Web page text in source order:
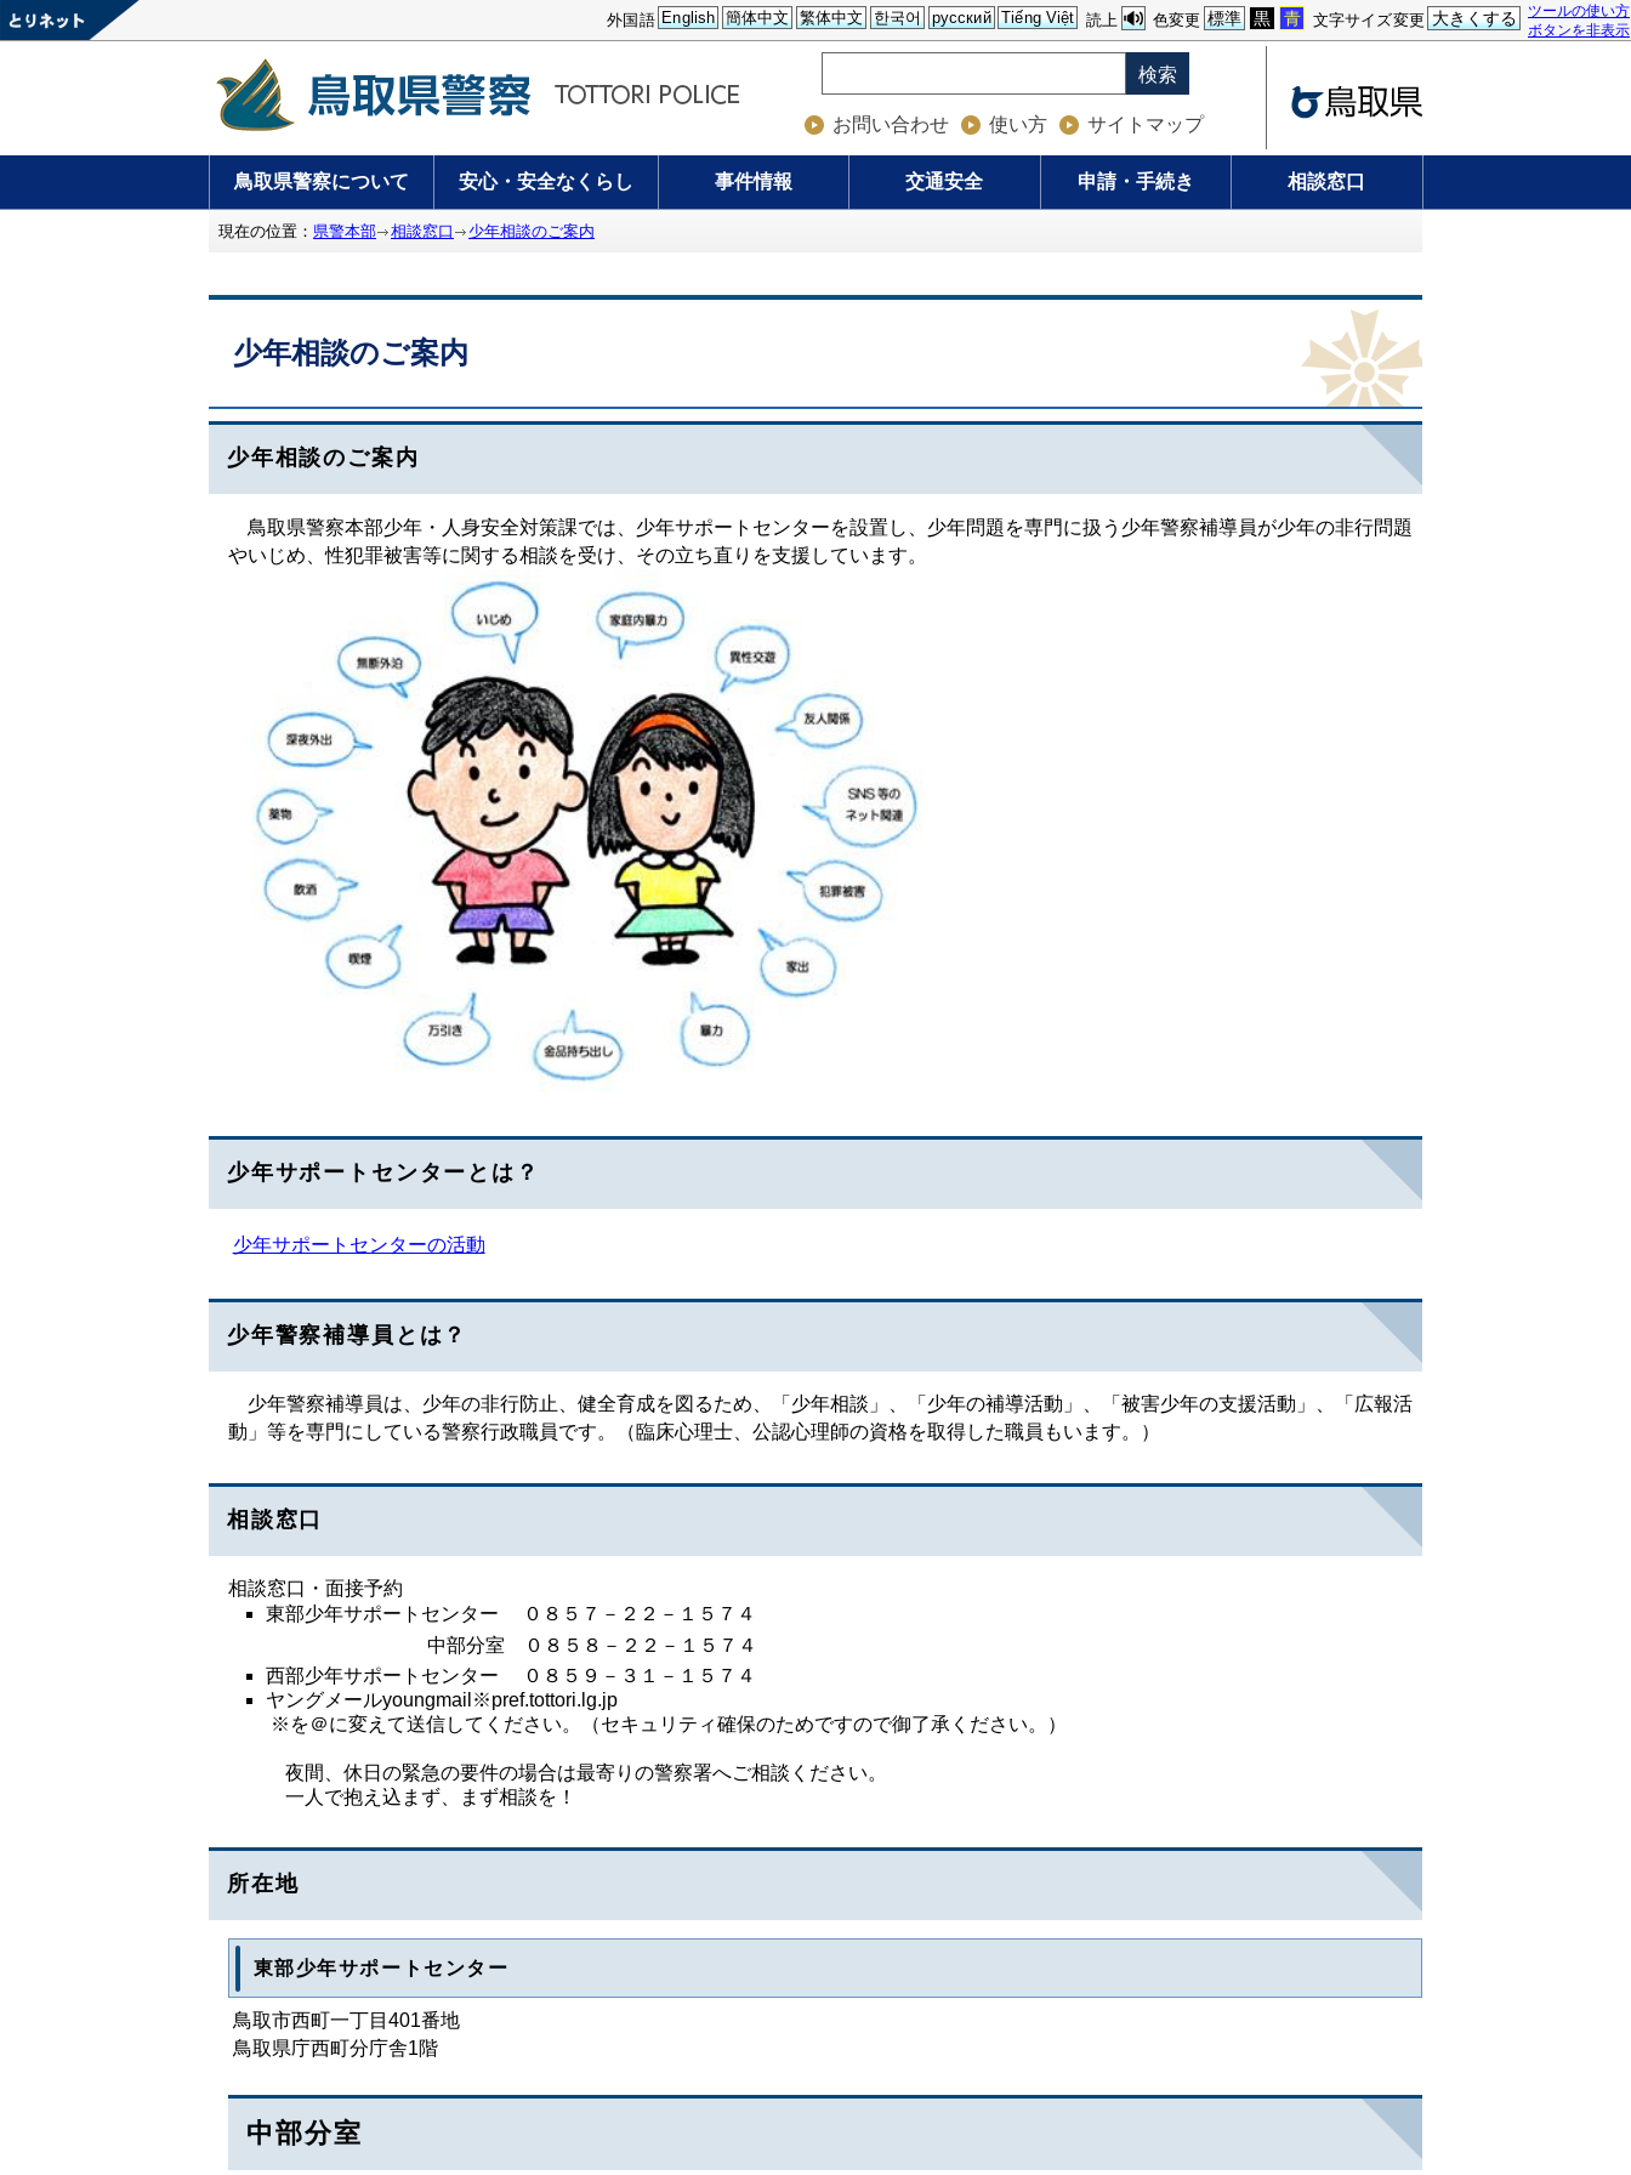
ツールの使い方
ボタンを非表示
文字サイズ変更 大きくする
色変更 標準 黒 青
読上
外国語 English 簡体中文 繁体中文 한국어 русский Tiếng Việt
検索
お問い合わせ 使い方 サイトマップ
鳥取県警察について 安心・安全なくらし 事件情報 交通安全 申請・手続き 相談窓口
現在の位置： 県警本部 相談窓口 少年相談のご案内
少年相談のご案内
少年相談のご案内
鳥取県警察本部少年・人身安全対策課では、少年サポートセンターを設置し、少年問題を専門に扱う少年警察補導員が少年の非行問題
やいじめ、性犯罪被害等に関する相談を受け、その立ち直りを支援しています。
少年サポートセンターとは？
少年サポートセンターの活動
少年警察補導員とは？
少年警察補導員は、少年の非行防止、健全育成を図るため、「少年相談」、「少年の補導活動」、「被害少年の支援活動」、「広報活
動」等を専門にしている警察行政職員です。（臨床心理士、公認心理師の資格を取得した職員もいます。）
相談窓口
相談窓口・面接予約
東部少年サポートセンター ０８５７－２２－１５７４
中部分室 ０８５８－２２－１５７４
西部少年サポートセンター ０８５９－３１－１５７４
ヤングメールyoungmail※pref.tottori.lg.jp
※を＠に変えて送信してください。（セキュリティ確保のためですので御了承ください。）
夜間、休日の緊急の要件の場合は最寄りの警察署へご相談ください。
一人で抱え込まず、まず相談を！
所在地
東部少年サポートセンター
鳥取市西町一丁目401番地
鳥取県庁西町分庁舎1階
中部分室